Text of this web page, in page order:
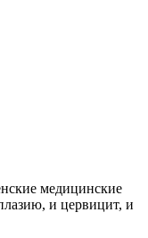
медицинские
и цервицит, и